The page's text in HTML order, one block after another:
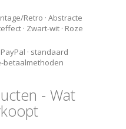
Retro · Abstracte
· Zwart-wit · Roze
· standaard
betaalmethoden
- Wat